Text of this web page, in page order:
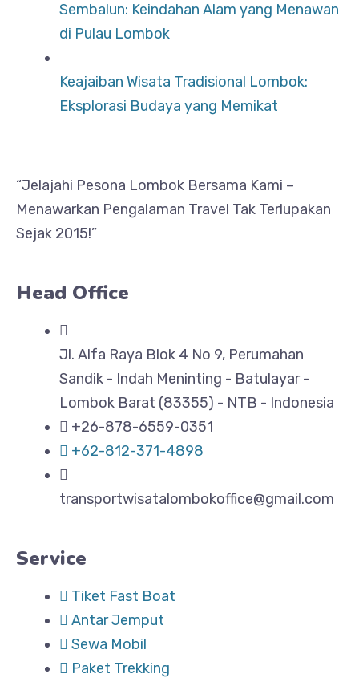
Sembalun: Keindahan Alam yang Menawan
di Pulau Lombok
Keajaiban Wisata Tradisional Lombok:
Eksplorasi Budaya yang Memikat
“Jelajahi Pesona Lombok Bersama Kami –
Menawarkan Pengalaman Travel Tak Terlupakan
Sejak 2015!”
Head Office
Jl. Alfa Raya Blok 4 No 9, Perumahan
Sandik - Indah Meninting - Batulayar -
Lombok Barat (83355) - NTB - Indonesia
+26-878-6559-0351
+62-812-371-4898
transportwisatalombokoffice@gmail.com
Service
Tiket Fast Boat
Antar Jemput
Sewa Mobil
Paket Trekking